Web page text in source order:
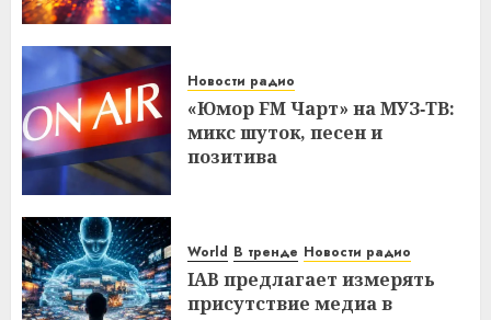
Новости радио
«Юмор FM Чарт» на МУЗ‑ТВ:
микс шуток, песен и
позитива
World В тренде Новости радио
IAB предлагает измерять
присутствие медиа в